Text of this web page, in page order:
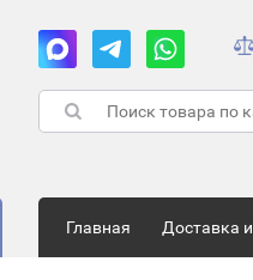
Главная Доставка